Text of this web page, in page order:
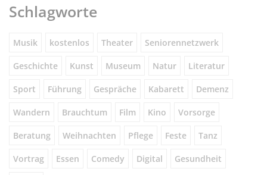
Schlagworte
Musik kostenlos Theater Seniorennetzwerk
Geschichte Kunst Museum Natur Literatur
Sport Führung Gespräche Kabarett Demenz
Wandern Brauchtum Film Kino Vorsorge
Beratung Weihnachten Pflege Feste Tanz
Vortrag Essen Comedy Digital Gesundheit